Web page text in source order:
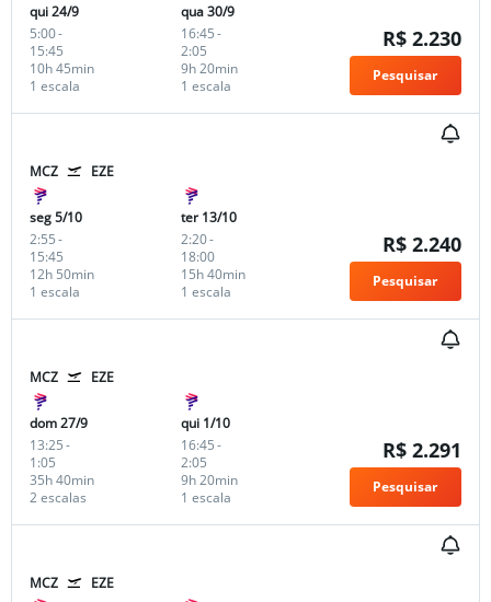
qui 24/9
5:00-
15:45
1 escala
10h 45min
qua 30/9
16:45-
2:05
1 escala
9h 20min
R$ 2.230
Pesquisar
MCZ EZE
seg 5/10
2:55-
15:45
1 escala
12h 50min
ter 13/10
2:20-
18:00
1 escala
15h 40min
R$ 2.240
Pesquisar
MCZ EZE
dom 27/9
13:25-
1:05
2 escalas
35h 40min
qui 1/10
16:45-
2:05
1 escala
9h 20min
R$ 2.291
Pesquisar
MCZ EZE